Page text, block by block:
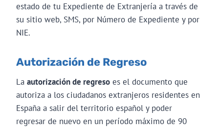
estado de tu Expediente de Extranjería a través de
su sitio web, SMS, por Número de Expediente y por
NIE.
Autorización de Regreso
La autorización de regresoes el documento que
autoriza a los ciudadanos extranjeros residentes en
España a salir del territorio español y poder
regresar de nuevo en un período máximo de 90